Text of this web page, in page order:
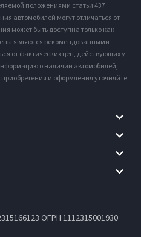
положениями статьи 437
автомобилей могут отличаться от
может быть доступна только как
являются рекомендованными
от фактических цен, действующих у
о наличии автомобилей,
и оформления уточняйте
ОГРН 1112315001930